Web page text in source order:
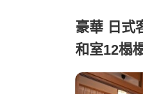
豪華 日式
和室12榻